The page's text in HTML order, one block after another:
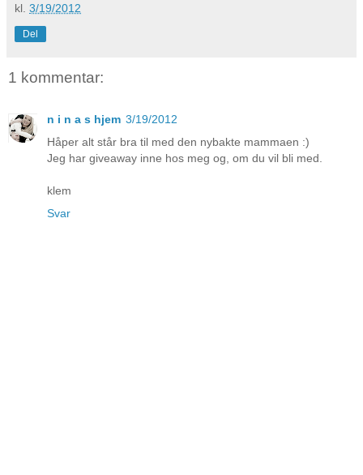
kl. 3/19/2012
Del
1 kommentar:
n i n a s hjem 3/19/2012
Håper alt står bra til med den nybakte mammaen :)
Jeg har giveaway inne hos meg og, om du vil bli med.
klem
Svar